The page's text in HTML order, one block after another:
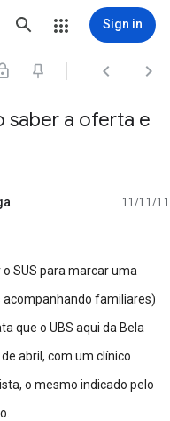
Sign in
 
saber a oferta e
11/11/11
SUS para marcar uma
acompanhando familiares)
que o UBS aqui da Bela
abril, com um clínico
o mesmo indicado pelo